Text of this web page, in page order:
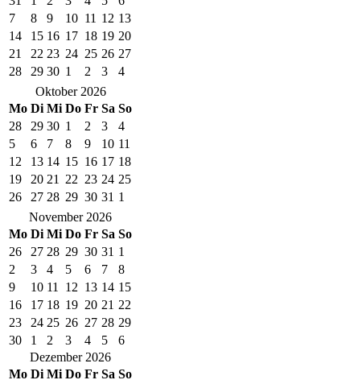
7
8 9 10 11 12 13
14
15 16 17 18 19 20
21
22 23 24 25 26 27
28
29 30 1 2 3
4
Oktober 2026
Mo Di Mi Do Fr Sa So
28
29 30 1 2 3
4
5
6 7 8 9 10 11
12
13 14 15 16 17 18
19
20 21 22 23 24 25
26
27 28 29 30 31 1
November 2026
Mo Di Mi Do Fr Sa So
26
27 28 29 30 31 1
2
3 4 5 6 7
8
9
10 11 12 13 14 15
16
17 18 19 20 21 22
23
24 25 26 27 28 29
30
1 2 3 4 5
6
Dezember 2026
Mo Di Mi Do Fr Sa So